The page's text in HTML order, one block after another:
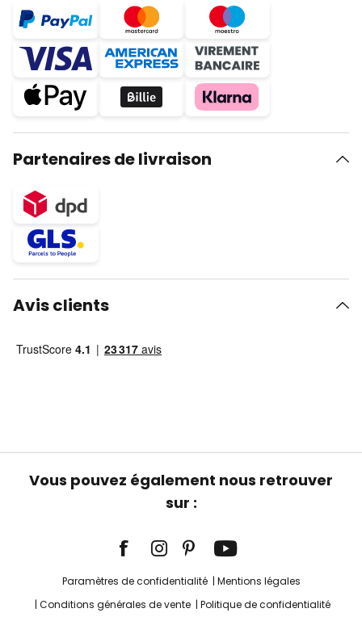
Partenaires de livraison
Avis clients
Vous pouvez également nous retrouver
sur :
Paramètres de confidentialité
Mentions légales
Conditions générales de vente
Politique de confidentialité